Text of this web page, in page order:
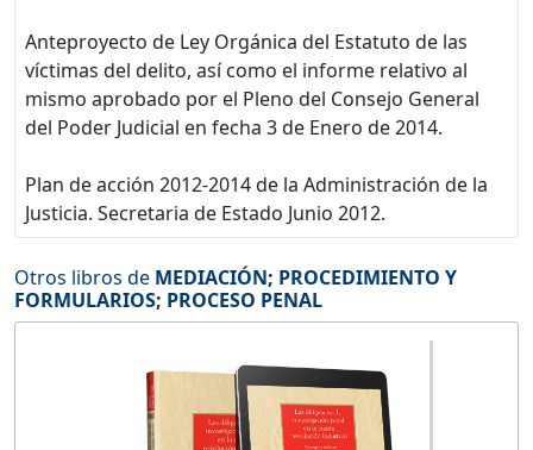
Anteproyecto de Ley Orgánica del Estatuto de las
víctimas del delito, así como el informe relativo al
mismo aprobado por el Pleno del Consejo General
del Poder Judicial en fecha 3 de Enero de 2014.
Plan de acción 2012-2014 de la Administración de la
Justicia. Secretaria de Estado Junio 2012.
Otros libros de MEDIACIÓN; PROCEDIMIENTO Y
FORMULARIOS; PROCESO PENAL